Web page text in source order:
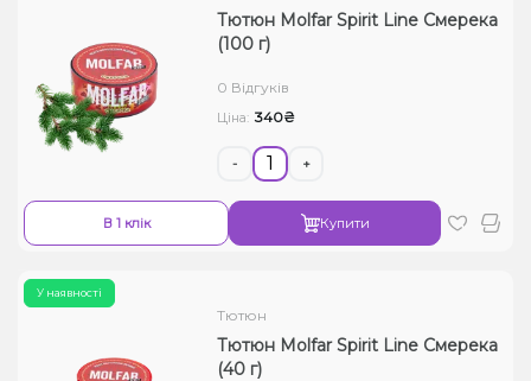
Тютюн Molfar Spirit Line Смерека
(100 г)
0 Відгуків
Ціна: 340₴
- +
В 1 клік Купити
У наявності
Тютюн
Тютюн Molfar Spirit Line Смерека
(40 г)